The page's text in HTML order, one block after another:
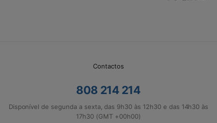
Contactos
808 214 214
Disponível de segunda a sexta, das 9h30 às 12h30 e das 14h30 às
17h30 (GMT +00h00)